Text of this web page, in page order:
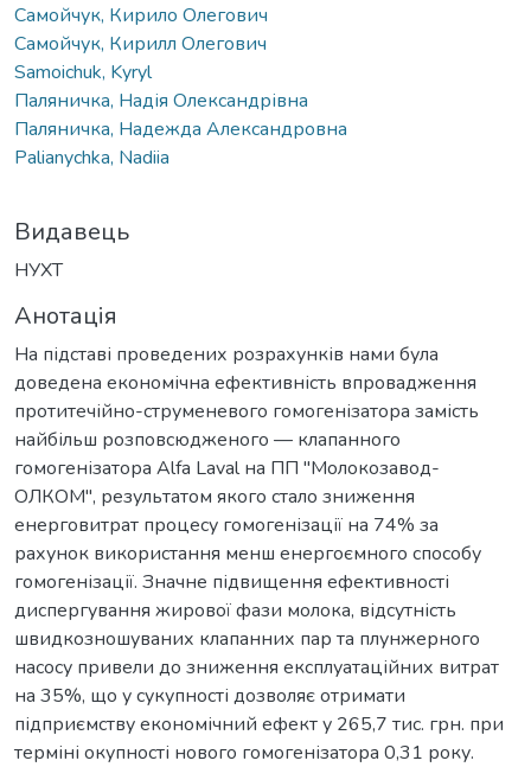
Самойчук, Кирило Олегович
Самойчук, Кирилл Олегович
Samoichuk, Kyryl
Паляничка, Надія Олександрівна
Паляничка, Надежда Александровна
Palianychka, Nadiia
Видавець
НУХТ
Анотація
На підставі проведених розрахунків нами була
доведена економічна ефективність впровадження
протитечійно-струменевого гомогенізатора замість
найбільш розповсюдженого — клапанного
гомогенізатора Alfa Laval на ПП "Молокозавод-
ОЛКОМ", результатом якого стало зниження
енерговитрат процесу гомогенізації на 74% за
рахунок використання менш енергоємного способу
гомогенізації. Значне підвищення ефективності
диспергування жирової фази молока, відсутність
швидкозношуваних клапанних пар та плунжерного
насосу привели до зниження експлуатаційних витрат
на 35%, що у сукупності дозволяє отримати
підприємству економічний ефект у 265,7 тис. грн. при
терміні окупності нового гомогенізатора 0,31 року.